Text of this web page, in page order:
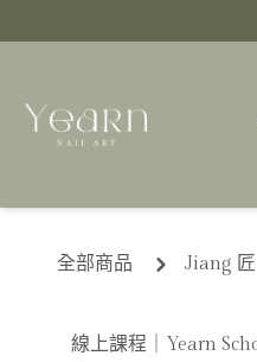
全部商品 Jiang 匠
線上課程｜Yearn